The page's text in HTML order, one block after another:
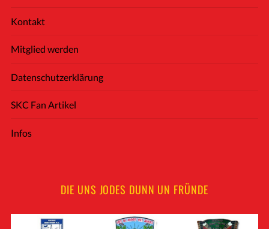
Kontakt
Mitglied werden
Datenschutzerklärung
SKC Fan Artikel
Infos
DIE UNS JODES DUNN UN FRÜNDE